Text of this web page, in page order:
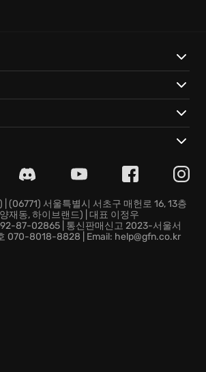
쥬라기 제국:거대한 브라키오사우루
새로! 날렵한 랩터를 길들여 정글을
당신의 상상력대로 공룡 군단을 조직하
을 지배하세요. 알에서 갓 깨어난 아기
우는 색다른 재미는 덤!
장한 폭포수가 빚어내는 물보라, 밤하
하세요.
함께하면 레전드:친구들과 부족을 이
을 사냥하고, 드넓은 영토를 건설하세
(06771) 서울특별시 서초구 매헌로 16, 13층
재동, 하이브랜드) | 대표 이정우
87-02865 | 통신판매신고 2023-서울서
070-8018-8828 | Email: help@gfn.co.kr